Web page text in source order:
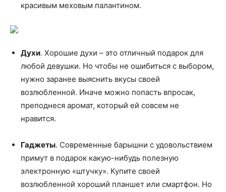
красивым меховым палантином.
Духи. Хорошие духи – это отличный подарок для
любой девушки. Но чтобы не ошибиться с выбором,
нужно заранее выяснить вкусы своей
возлюбленной. Иначе можно попасть впросак,
преподнеся аромат, который ей совсем не
нравится.
Гаджеты. Современные барышни с удовольствием
примут в подарок какую-нибудь полезную
электронную «штучку». Купите своей
возлюбленной хороший планшет или смартфон. Но